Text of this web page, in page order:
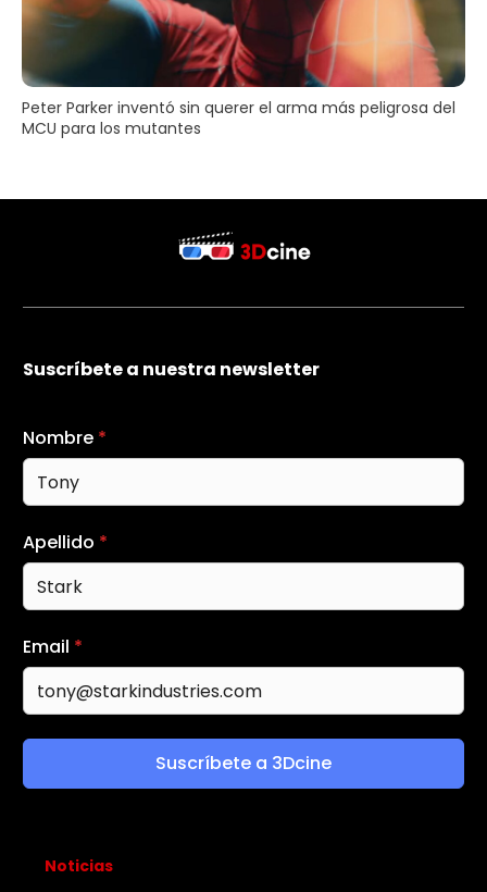
Peter Parker inventó sin querer el arma más peligrosa del
MCU para los mutantes
Suscríbete a nuestra newsletter
Nombre *
Apellido *
Email *
Suscríbete a 3Dcine
Noticias